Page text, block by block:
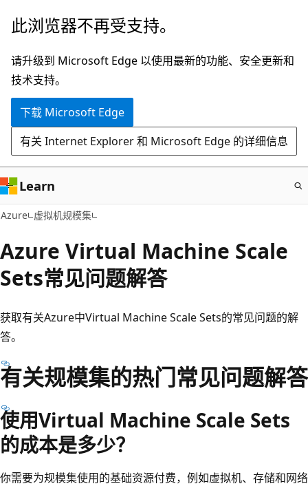
跳
主
要
内
此浏览器不再受支持。
请升级到 Microsoft Edge 以使用最新的功能、安全更新和
技术支持。
下载 Microsoft Edge
有关 Internet Explorer 和 Microsoft Edge 的详细信息
Learn
Azure 虚拟机规模集
Azure Virtual Machine Scale
Sets常见问题解答
获取有关Azure中Virtual Machine Scale Sets的常见问题的解
答。
有关规模集的热门常见问题解答
使用Virtual Machine Scale Sets
的成本是多少？
你需要为规模集使用的基础资源付费，例如虚拟机、存储和网络